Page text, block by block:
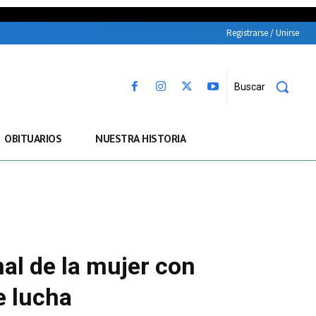
Registrarse / Unirse
Buscar
OBITUARIOS NUESTRA HISTORIA
de la mujer con
lucha